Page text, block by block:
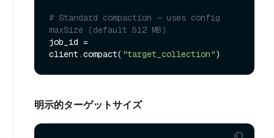
# Standard compaction — uses config
maxSize (default 512 MB)
job_id =
client.compact( "target_collection"
明示的ターゲットサイズ